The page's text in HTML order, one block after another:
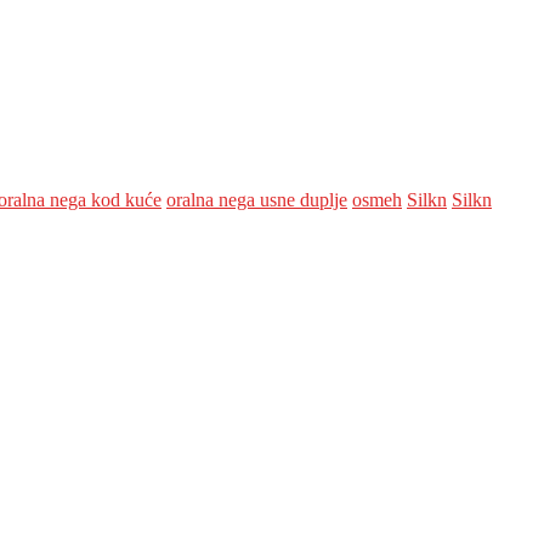
nega kod kuće oralna nega usne duplje osmeh Silkn Silkn